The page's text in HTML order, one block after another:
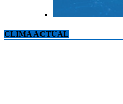
CLIMA ACTUAL